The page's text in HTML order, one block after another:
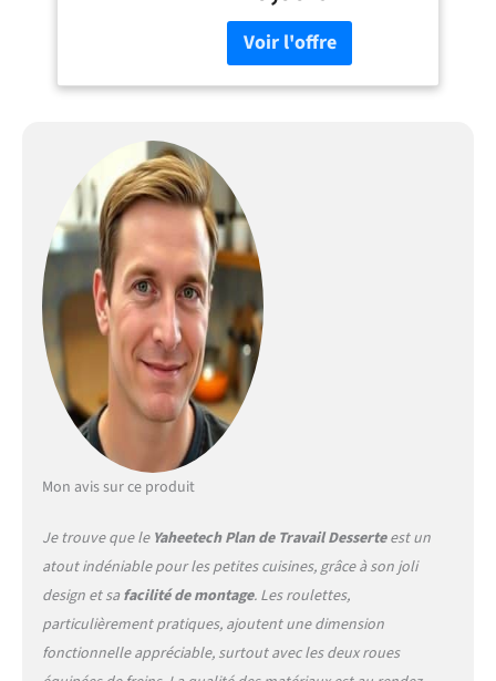
aux chocs. Pieds en pin, un
bois massif solide. Le reste
en MDF classé E1, un
matériau sécurisé pour
d'un tiroir spacieux sur des
glissières à extension
complète, offrant un espace
de rangement hors de vue
pour les ustensiles de
cuisine Étagère range-
bouteilles: Avec des
emplacements répartis sur
l’étagère au milieu, cet îlot
central de cuisine facilite le
rangement des bouteilles de
vins, évitant tout risque de
vous pouvez pousser ce
vous le souhaitez. Ses deux
roulettes avec freins pour
que vous puissiez
verrouiller le chariot en
place Facile à monter: Un
Mon avis sur ce produit
Je trouve que le Yaheetech Plan de Travail Desserteest un
atout indéniable pour les petites cuisines, grâce à son joli
design et safacilité de montage. Les roulettes,
particulièrement pratiques, ajoutent une dimension
fonctionnelle appréciable, surtout avec les deux roues